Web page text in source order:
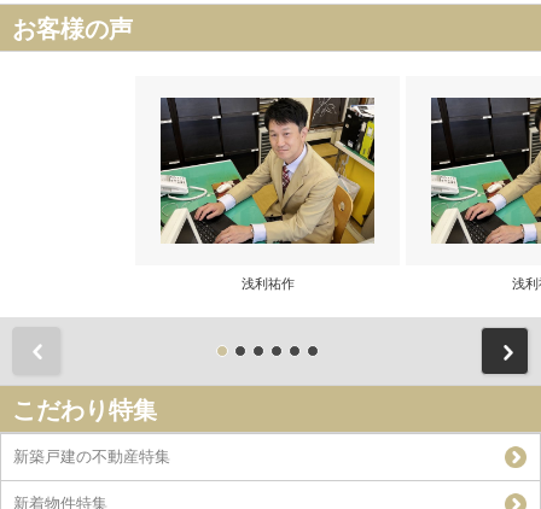
お客様の声
浅利祐作 浅利
こだわり特集
新築戸建の不動産特集
新着物件特集